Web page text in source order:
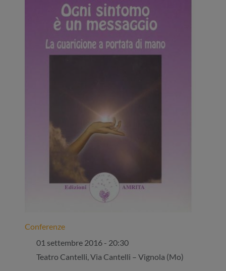
Conferenze
01 settembre 2016 - 20:30
Teatro Cantelli, Via Cantelli – Vignola (Mo)